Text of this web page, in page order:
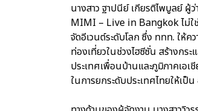
นางสาว ฐาปนีย์ เกียรติไพบูลย์
MIMI – Live in Bangkok ไม่ใ
จัดอีเวนต์ระดับโลก ซึ่ง ททท. ให้
ท่องเที่ยวในช่วงไฮซีซั่น สร้างกร
ประเทศเพื่อนบ้านและภูมิภาคเอเ
ในการยกระดับประเทศไทยให้เ